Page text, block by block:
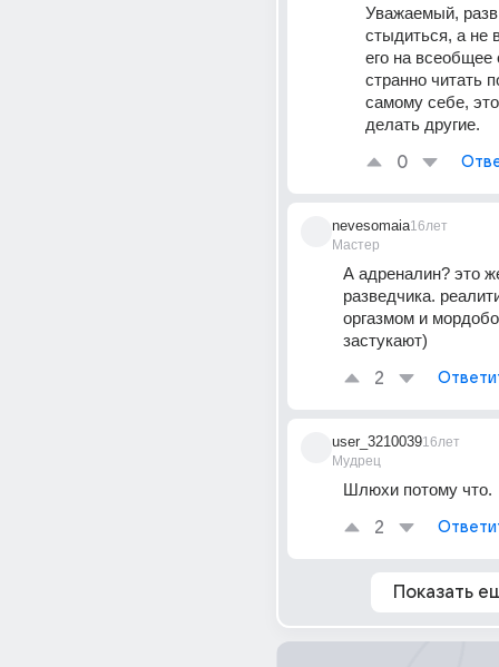
Уважаемый,
стыдиться, а не
его на всеобщее
странно читать
самому себе,
делать другие.
0
nevesomaia
Мастер
16лет
А адреналин? это
разведчика.
оргазмом и
застукают)
2
user_3210039
Мудрец
16лет
Шлюхи потому что.
2
Показать